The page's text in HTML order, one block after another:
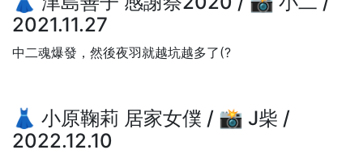
2021.11.27
中二魂爆發，然後夜羽就越坑越多了(?
👗 小原鞠莉 居家女僕 / 📸 J柴 /
2022.12.10